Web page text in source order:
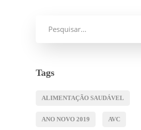
Tags
ALIMENTAÇÃO SAUDÁVEL
ANO NOVO 2019 AVC